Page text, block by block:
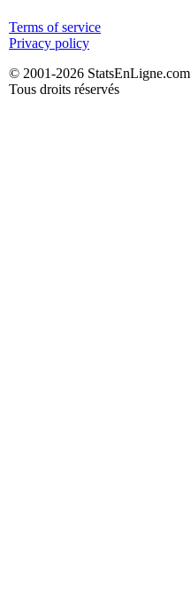
Terms of service
Privacy policy
© 2001-2026 StatsEnLigne.com
Tous droits réservés